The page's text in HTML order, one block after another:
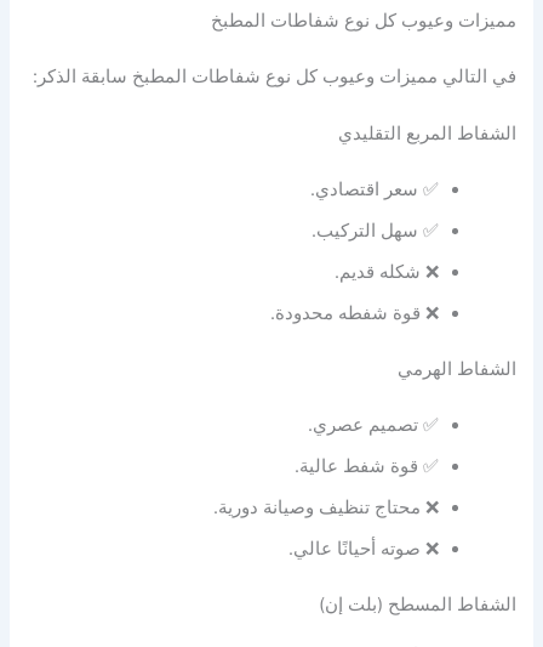
مميزات وعيوب كل نوع شفاطات المطبخ
في التالي مميزات وعيوب كل نوع شفاطات المطبخ سابقة الذكر:
الشفاط المربع التقليدي
✅ سعر اقتصادي.
✅ سهل التركيب.
❌ شكله قديم.
❌ قوة شفطه محدودة.
الشفاط الهرمي
✅ تصميم عصري.
✅ قوة شفط عالية.
❌ محتاج تنظيف وصيانة دورية.
❌ صوته أحيانًا عالي.
الشفاط المسطح (بلت إن)